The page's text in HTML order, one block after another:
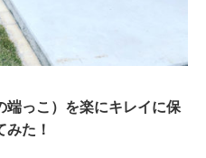
端っこ）を楽にキレイに保
た！